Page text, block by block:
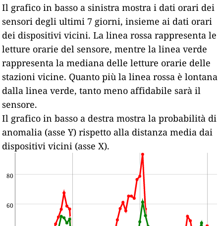
Il grafico in basso a sinistra mostra i dati orari dei
sensori degli ultimi 7 giorni, insieme ai dati orari
dei dispositivi vicini. La linea rossa rappresenta le
letture orarie del sensore, mentre la linea verde
rappresenta la mediana delle letture orarie delle
stazioni vicine. Quanto più la linea rossa è lontana
dalla linea verde, tanto meno affidabile sarà il
sensore.
Il grafico in basso a destra mostra la probabilità di
anomalia (asse Y) rispetto alla distanza media dai
dispositivi vicini (asse X).
60
80